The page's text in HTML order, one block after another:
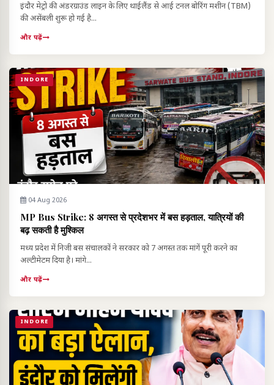
इंदौर मेट्रो की अंडरग्राउंड लाइन के लिए थाईलैंड से आई टनल बोरिंग मशीन (TBM)
की असेंबली शुरू हो गई है...
और पढ़ें
INDORE
04 Aug 2026
MP Bus Strike: 8 अगस्त से प्रदेशभर में बस हड़ताल, यात्रियों की
बढ़ सकती है मुश्किल
मध्य प्रदेश में निजी बस संचालकों ने सरकार को 7 अगस्त तक मांगें पूरी करने का
अल्टीमेटम दिया है। मांगे...
और पढ़ें
INDORE